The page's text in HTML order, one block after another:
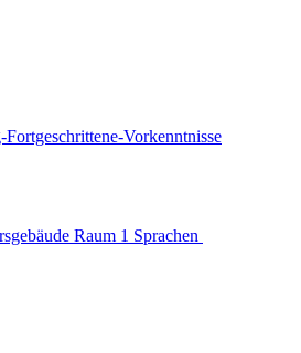
Vorkenntnisse
Raum 1 Sprachen